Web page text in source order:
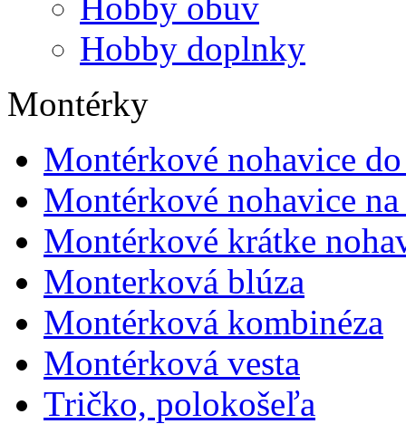
Hobby doplnky
Montérky
Montérkové nohavice do
Montérkové nohavice
Montérkové krátke
Monterková blúza
Montérková kombinéza
Montérková vesta
Tričko, polokošeľa